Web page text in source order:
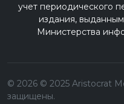
учет периодического
издания,
Министерства
© 2026 © 2025 Aristocrat
защищены.